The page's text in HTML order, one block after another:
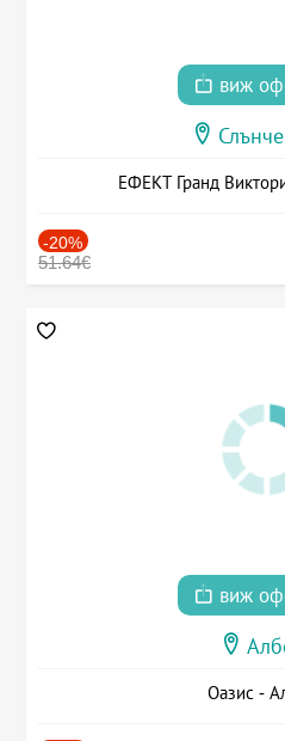
виж
ЕФЕКТ Гранд
-20%
51.64€
виж
Оазис -